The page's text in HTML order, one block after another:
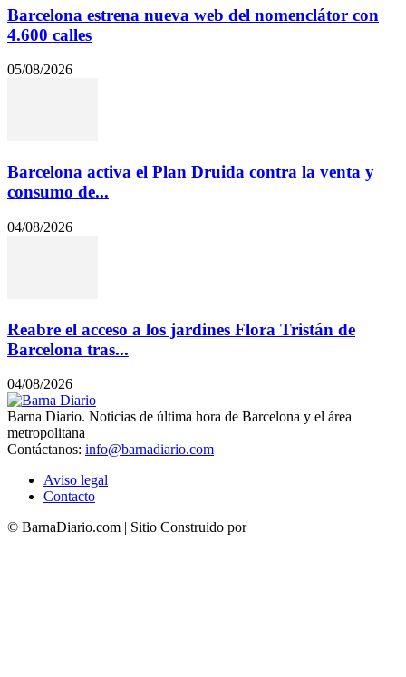
Barcelona estrena nueva web del nomenclátor con
4.600 calles
05/08/2026
Barcelona activa el Plan Druida contra la venta y
consumo de...
04/08/2026
Reabre el acceso a los jardines Flora Tristán de
Barcelona tras...
04/08/2026
Barna Diario. Noticias de última hora de Barcelona y el área
metropolitana
Contáctanos: info@barnadiario.com
Aviso legal
Contacto
© BarnaDiario.com | Sitio Construido por